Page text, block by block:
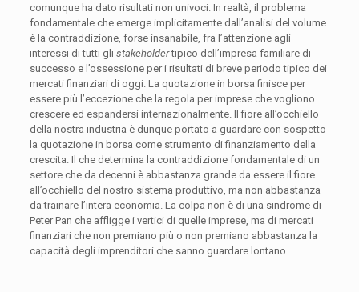
comunque ha dato risultati non univoci. In realtà, il problema
fondamentale che emerge implicitamente dall’analisi del volume
è la contraddizione, forse insanabile, fra l’attenzione agli
interessi di tutti gli stakeholdertipico dell’impresa familiare di
successo e l’ossessione per i risultati di breve periodo tipico dei
mercati finanziari di oggi. La quotazione in borsa finisce per
essere più l’eccezione che la regola per imprese che vogliono
crescere ed espandersi internazionalmente. Il fiore all’occhiello
della nostra industria è dunque portato a guardare con sospetto
la quotazione in borsa come strumento di finanziamento della
crescita. Il che determina la contraddizione fondamentale di un
settore che da decenni è abbastanza grande da essere il fiore
all’occhiello del nostro sistema produttivo, ma non abbastanza
da trainare l’intera economia. La colpa non è di una sindrome di
Peter Pan che affligge i vertici di quelle imprese, ma di mercati
finanziari che non premiano più o non premiano abbastanza la
capacità degli imprenditori che sanno guardare lontano.